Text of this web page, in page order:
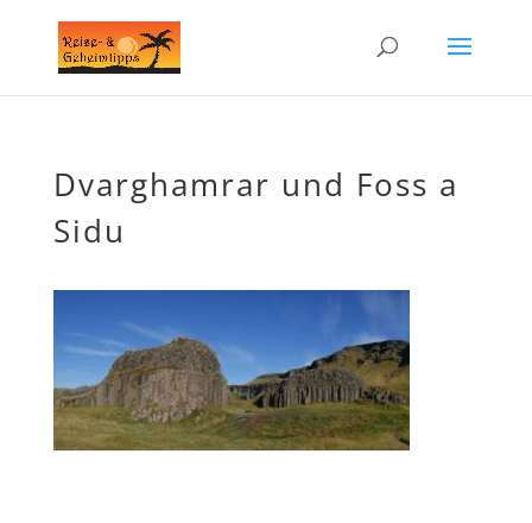
Dvarghamrar und Foss a
Sidu